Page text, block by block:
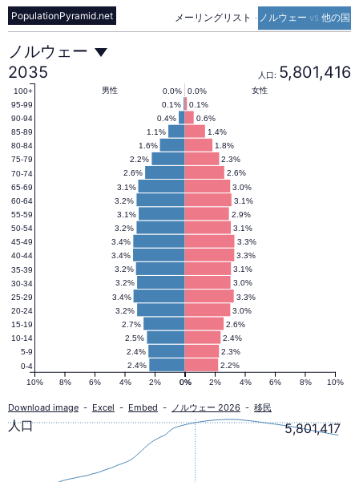
メーリングリスト - ノルウェー vs 他の国
PopulationPyramid.net
ノ
ル
ウ
ェ
ー
の
人
口
ピ
ノルウェー
2035
人口: 5,801,416
2.2%
2.4%
2.3%
2.4%
2.4%
2.5%
2.6%
2.7%
3.0%
3.2%
3.3%
3.4%
3.0%
3.2%
3.1%
3.2%
3.3%
3.4%
3.3%
3.4%
3.1%
3.2%
2.9%
3.1%
3.1%
3.2%
3.0%
3.1%
2.6%
2.6%
2.3%
2.2%
1.8%
1.6%
1.4%
1.1%
0.6%
0.4%
0.1%
0.1%
0.0%
0.0% 女性
男性
0% 2% 4% 6% 8% 10%
10% 8% 6% 4% 2% 0%
0-4
5-9
10-14
15-19
20-24
25-29
30-34
35-39
40-44
45-49
50-54
55-59
60-64
65-69
70-74
75-79
80-84
85-89
90-94
95-99
100+
Download image - Excel - Embed - ノルウェー 2026 - 移民
5,801,417
人口